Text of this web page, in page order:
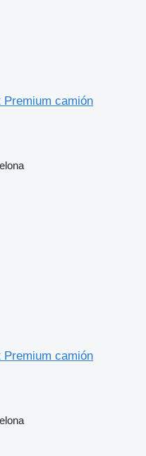
Premium camión
Premium camión